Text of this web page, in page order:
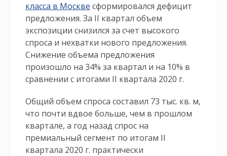
класса в Москве сформировался дефицит
предложения. За II квартал объем
экспозиции снизился за счет высокого
спроса и нехватки нового предложения.
Снижение объема предложения
произошло на 34% за квартал и на 10% в
сравнении с итогами II квартала 2020 г.
Общий объем спроса составил 73 тыс. кв. м,
что почти вдвое больше, чем в прошлом
квартале, а год назад спрос на
премиальный сегмент по итогам II
квартала 2020 г. практически